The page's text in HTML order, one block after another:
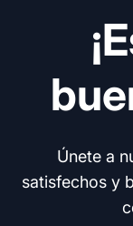
Únete a
satisfechos y